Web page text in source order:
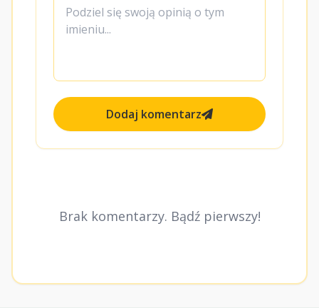
Dodaj komentarz
Brak komentarzy. Bądź pierwszy!